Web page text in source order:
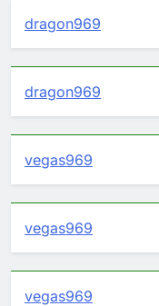
dragon969
dragon969
vegas969
vegas969
vegas969